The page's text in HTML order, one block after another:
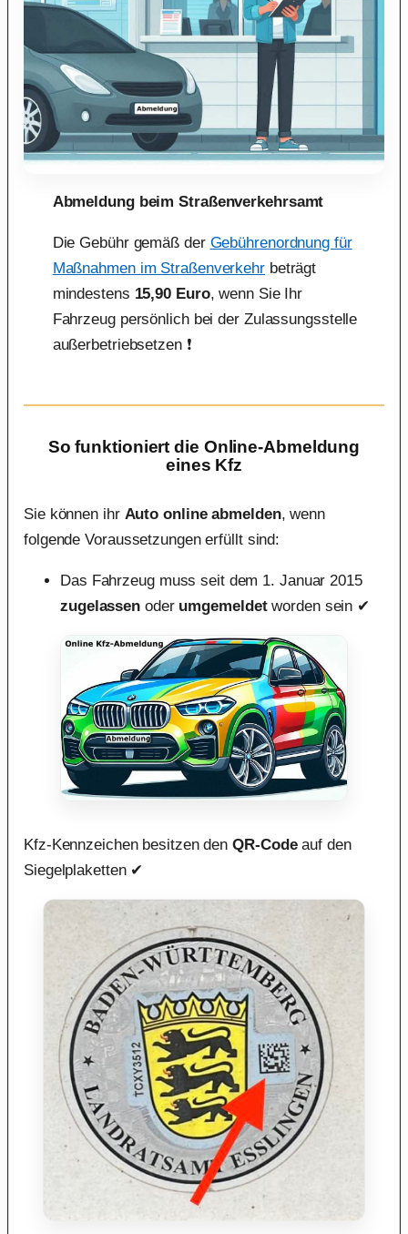
Abmeldung beim Straßenverkehrsamt
Die Gebühr gemäß der Gebührenordnung für
Maßnahmen im Straßenverkehrbeträgt
mindestens 15,90 Euro, wenn Sie Ihr
Fahrzeug persönlich bei der Zulassungsstelle
außerbetriebsetzen ❗
So funktioniert die Online-Abmeldung
eines Kfz
Sie können ihr Auto online abmelden, wenn
folgende Voraussetzungen erfüllt sind:
Das Fahrzeug muss seit dem 1. Januar 2015
zugelassen oder umgemeldetworden sein ✔︎
Kfz-Kennzeichen besitzen denQR-Codeauf den
Siegelplaketten ✔︎